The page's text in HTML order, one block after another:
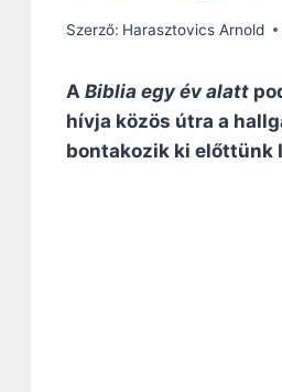
Szerző: Harasztovics Arnold
A Biblia egy év alatt
hívja közös útra a
bontakozik ki előttünk